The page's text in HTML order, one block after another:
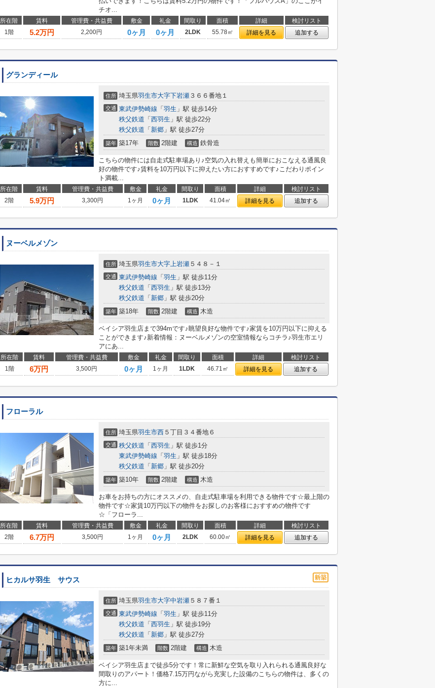
チオ...
所在階 賃料 管理費・共益費 敷金 礼金 間取り 面積 詳細
検討リスト
1階
5.2万円 2,200円 0ヶ月 0ヶ月 2LDK 55.78㎡ 詳細を見る 追加する
グランディール
住所 埼玉県羽生市大字下岩瀬 ３６６番地１
交通 東武伊勢崎線 「 羽生 」駅 徒歩14分
秩父鉄道 「 西羽生 」駅 徒歩22分
秩父鉄道 「 新郷 」駅 徒歩27分
築年 築17年 階数 2階建 構造 鉄骨造
こちらの物件には自走式駐車場あり♪空気の入れ替えも簡単におこなえる通風良
好の物件です♪賃料を10万円以下に抑えたい方におすすめです♪こだわりポイン
ト満載...
所在階 賃料 管理費・共益費 敷金 礼金 間取り 面積 詳細
検討リスト
2階
5.9万円 3,300円 1ヶ月 0ヶ月 1LDK 41.04㎡ 詳細を見る 追加する
ヌーベルメゾン
住所 埼玉県羽生市大字上岩瀬 ５４８－１
交通 東武伊勢崎線 「 羽生 」駅 徒歩11分
秩父鉄道 「 西羽生 」駅 徒歩13分
秩父鉄道 「 新郷 」駅 徒歩20分
築年 築18年 階数 2階建 構造 木造
ベイシア羽生店まで394mです♪眺望良好な物件です♪家賃を10万円以下に抑える
ことができます♪新着情報：ヌーベルメゾンの空室情報ならコチラ♪羽生市エリ
アにあ...
所在階 賃料 管理費・共益費 敷金 礼金 間取り 面積 詳細
検討リスト
1階
6万円 3,500円 0ヶ月 1ヶ月 1LDK 46.71㎡ 詳細を見る 追加する
フローラル
住所 埼玉県羽生市西 ５丁目３４番地６
交通 秩父鉄道 「 西羽生 」駅 徒歩1分
東武伊勢崎線 「 羽生 」駅 徒歩18分
秩父鉄道 「 新郷 」駅 徒歩20分
築年 築10年 階数 2階建 構造 木造
お車をお持ちの方にオススメの、自走式駐車場を利用できる物件です☆最上階の
物件です☆家賃10万円以下の物件をお探しのお客様におすすめの物件です
☆「フローラ...
所在階 賃料 管理費・共益費 敷金 礼金 間取り 面積 詳細
検討リスト
2階
6.7万円 3,500円 1ヶ月 0ヶ月 2LDK 60.00㎡ 詳細を見る 追加する
ヒカルサ羽生 サウス
住所 埼玉県羽生市大字中岩瀬 ５８７番１
交通 東武伊勢崎線 「 羽生 」駅 徒歩11分
秩父鉄道 「 西羽生 」駅 徒歩19分
秩父鉄道 「 新郷 」駅 徒歩27分
築年 築1年未満 階数 2階建 構造 木造
ベイシア羽生店まで徒歩5分です！常に新鮮な空気を取り入れられる通風良好な
間取りのアパート！価格7.15万円ながら充実した設備のこちらの物件は、多くの
方に...